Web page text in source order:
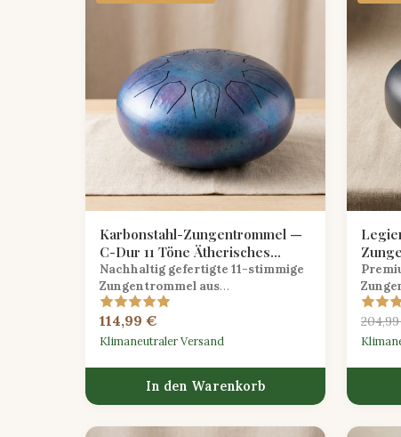
Karbonstahl-Zungentrommel —
C-Dur 11 Töne Ätherisches
Finish
Nachhaltig gefertigte 11-stimmige
Zungentrommel aus
Kohlenstoffstahl
handgebürsteter, ätherischer
Oberfläche, ideal für Meditation und
114,99 €
Klimaneutraler Versand
In den Warenkorb
Töne